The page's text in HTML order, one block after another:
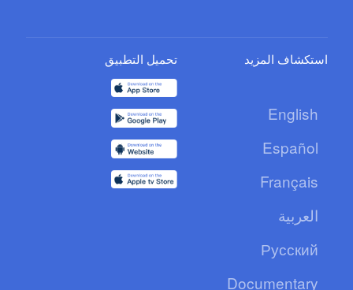
استكشاف المزيد
English
Español
Français
العربية
Русский
Documentary
تحميل التطبيق